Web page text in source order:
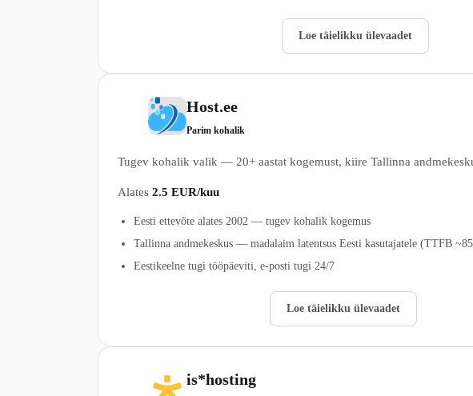
Loe täielikku ülevaadet
Host.ee
Parim kohalik
Tugev kohalik valik — 20+ aastat kogemust, kiire Tallinna
Alates 2.5 EUR/kuu
Eesti ettevõte alates 2002 — tugev kohalik kogemus
Tallinna andmekeskus — madalaim latentsus Eesti kasutajatele (TTFB
Eestikeelne tugi tööpäeviti, e-posti tugi 24/7
Loe täielikku ülevaadet
is*hosting